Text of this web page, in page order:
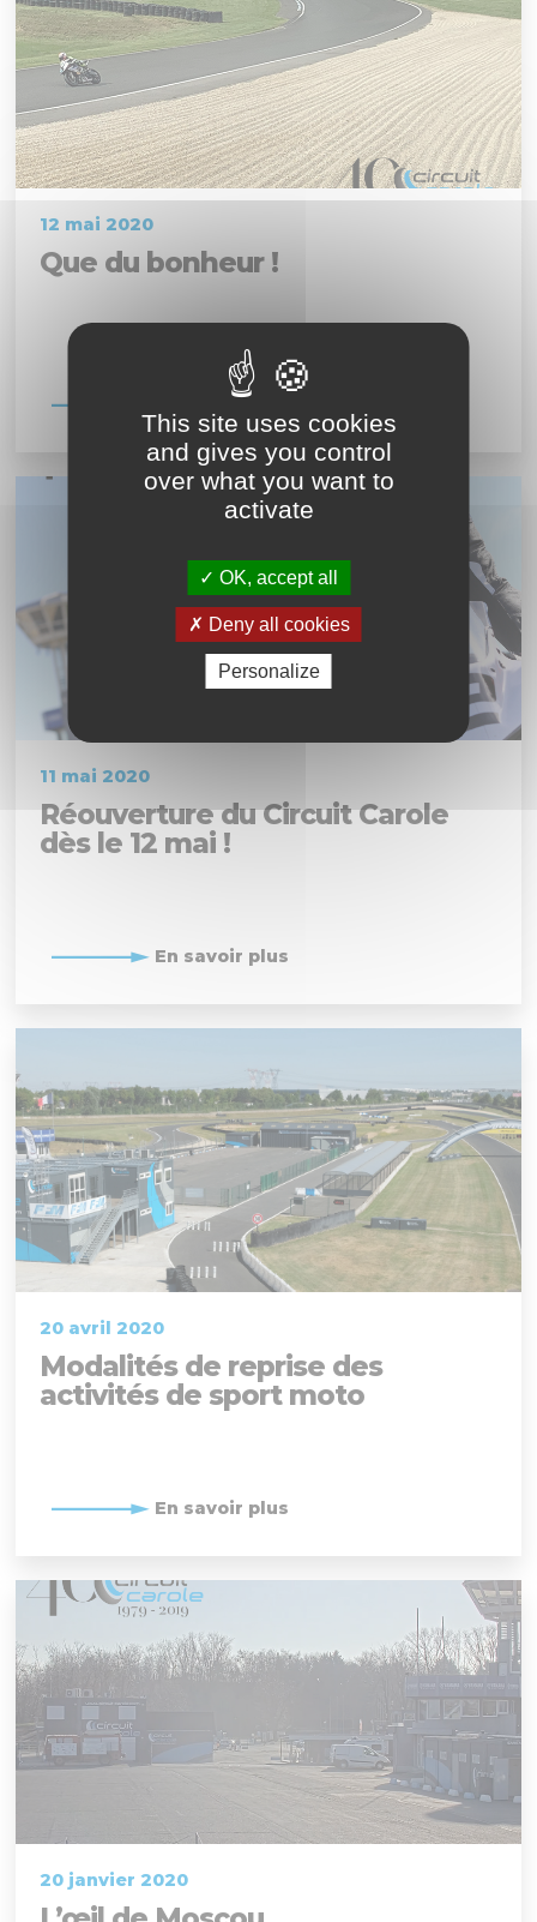
12 mai 2020
Que du bonheur !
En savoir plus
11 mai 2020
Réouverture du Circuit Carole
dès le 12 mai !
En savoir plus
20 avril 2020
Modalités de reprise des
activités de sport moto
En savoir plus
20 janvier 2020
This site uses cookies
and gives you control
over what you want to
activate
OK, accept all
Deny all cookies
Personalize